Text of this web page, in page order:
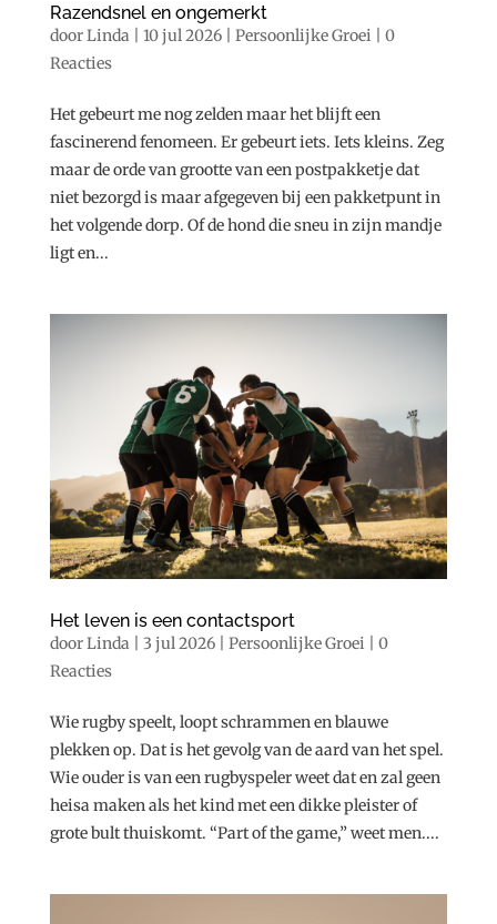
Razendsnel en ongemerkt
doorLinda 10 jul 2026| Persoonlijke Groei
0
Reacties
Het gebeurt me nog zelden maar het blijft een
fascinerend fenomeen. Er gebeurt iets. Iets kleins. Zeg
maar de orde van grootte van een postpakketje dat
niet bezorgd is maar afgegeven bij een pakketpunt in
het volgende dorp. Of de hond die sneu in zijn mandje
ligt en...
Het leven is een contactsport
doorLinda 3 jul 2026| Persoonlijke Groei
0
Reacties
Wie rugby speelt, loopt schrammen en blauwe
plekken op. Dat is het gevolg van de aard van het spel.
Wie ouder is van een rugbyspeler weet dat en zal geen
heisa maken als het kind met een dikke pleister of
grote bult thuiskomt. “Part of the game,” weet men....